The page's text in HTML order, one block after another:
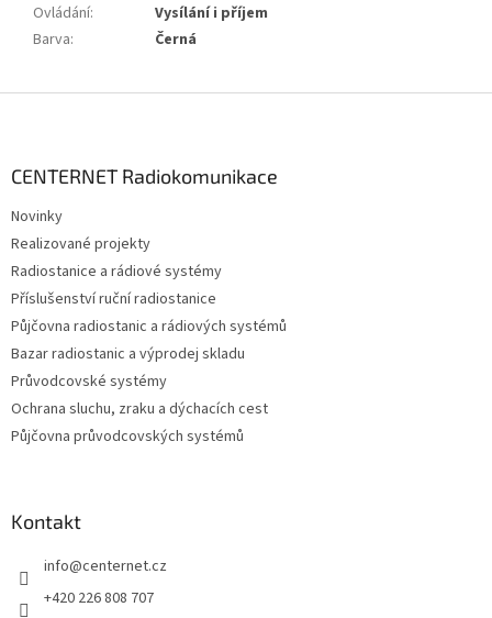
Ovládání:
Vysílání i příjem
Barva: Černá
CENTERNET Radiokomunikace
Novinky
Realizované projekty
Radiostanice a rádiové systémy
Příslušenství ruční radiostanice
Půjčovna radiostanic a rádiových systémů
Bazar radiostanic a výprodej skladu
Průvodcovské systémy
Ochrana sluchu, zraku a dýchacích cest
Půjčovna průvodcovských systémů
Kontakt
info@centernet.cz
+420 226 808 707